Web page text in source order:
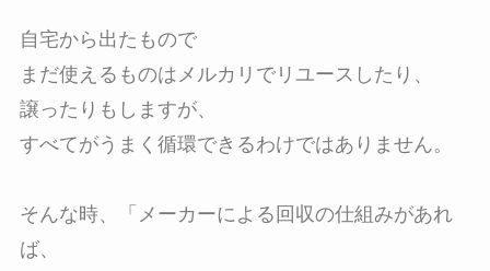
自宅から出たもので
まだ使えるものはメルカリでリユースしたり、
譲ったりもしますが、
すべてがうまく循環できるわけではありません。
そんな時、「メーカーによる回収の仕組みがあれ
ば、